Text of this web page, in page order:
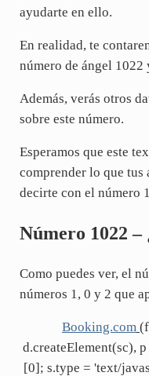
ayudarte en ello.
En realidad, te
número de ángel
Además, verás otros
sobre este número.
Esperamos que este
comprender lo que tus
decirte con el número
Número 1022 –
Como puedes ver, el
números 1, 0 y 2 que
Booking.com
d.createElement(sc),
[0]; s.type = 'text/